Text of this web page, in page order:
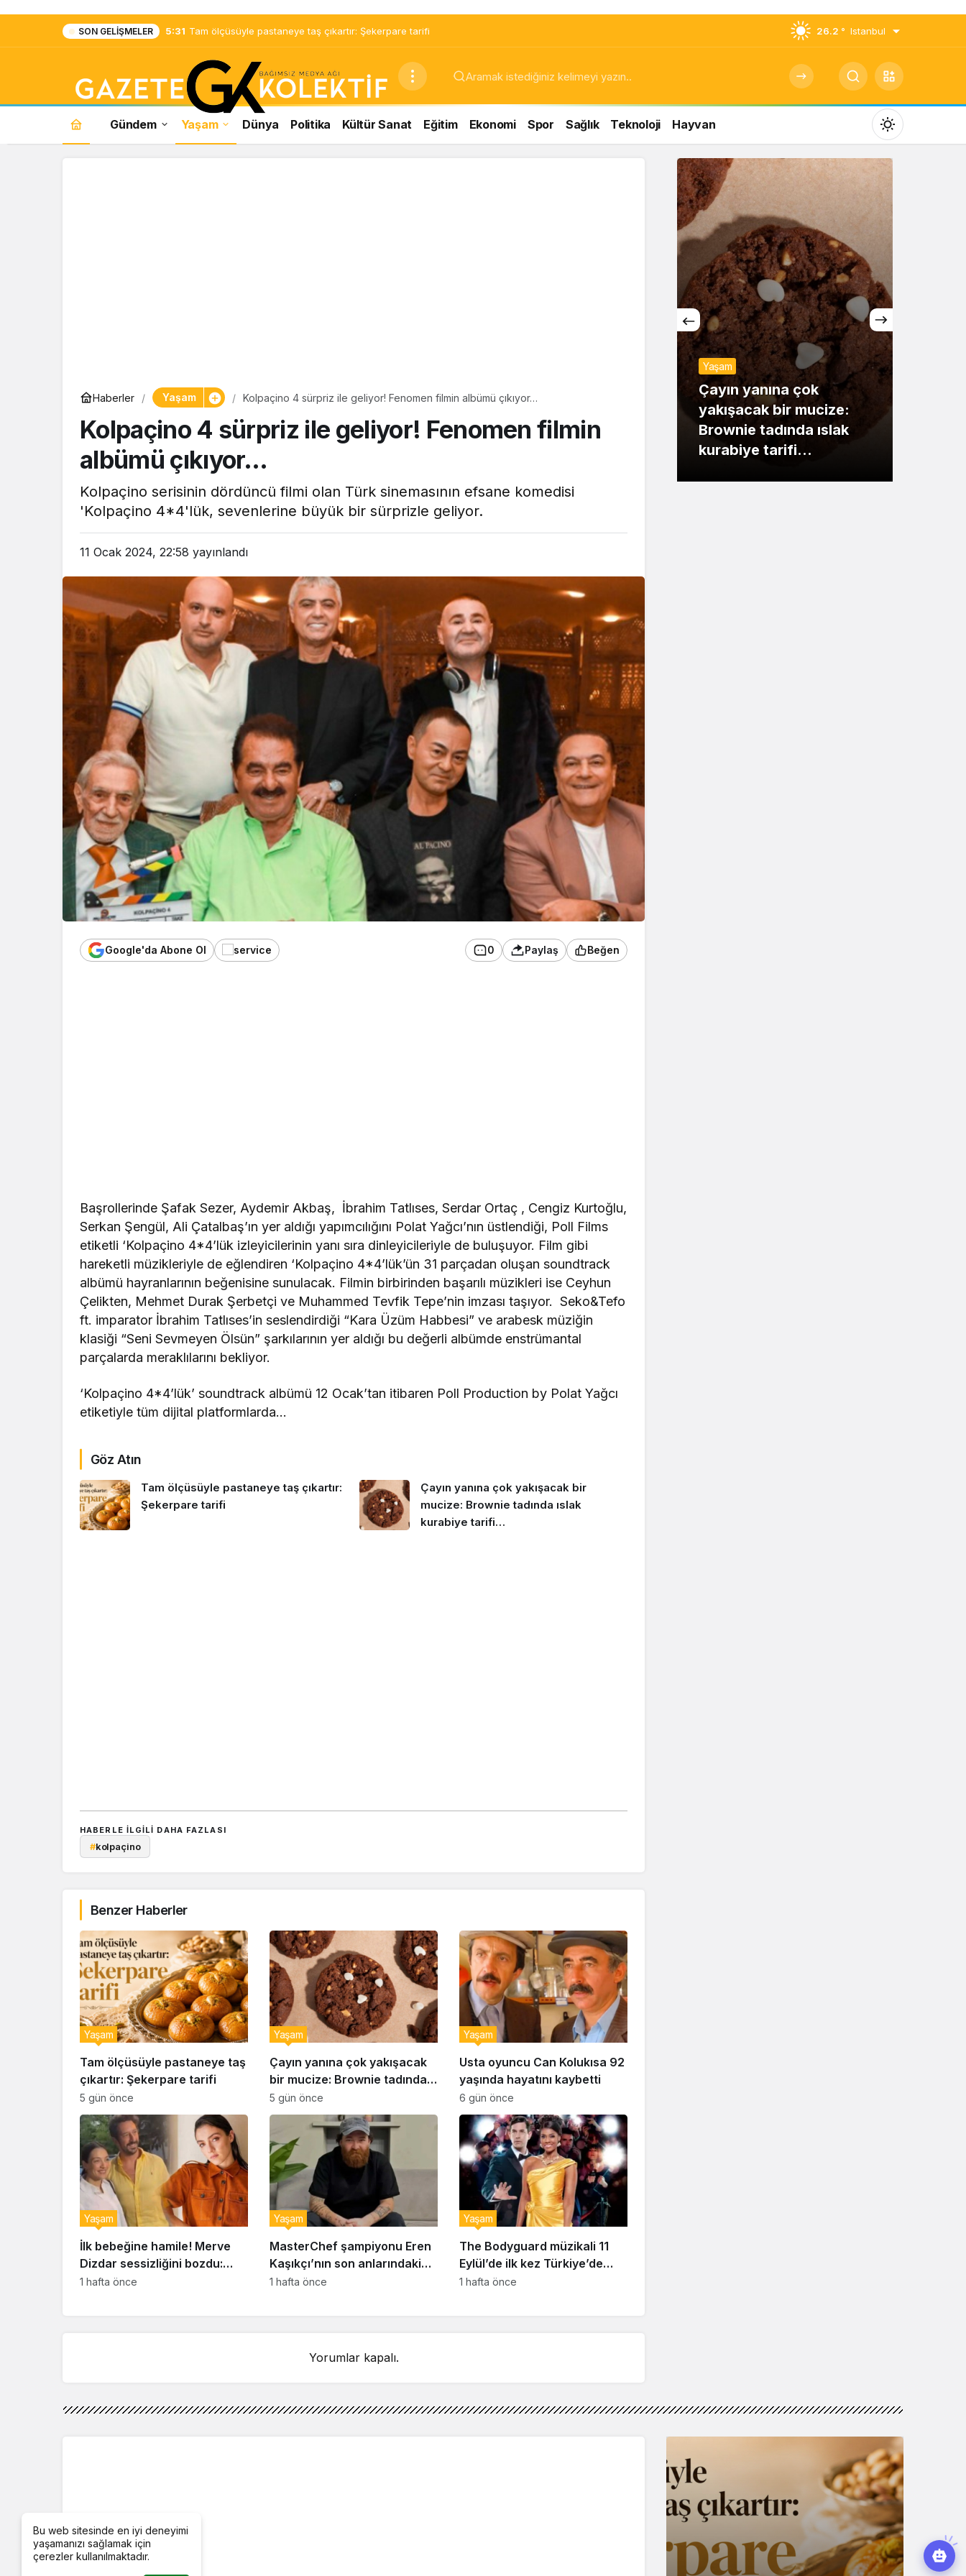
SON GELIŞMELER 5:31 Tam ölçüsüyle pastaneye taş çıkartır: Şekerpare tarifi 26.2 ° Istanbul
Gündem Yaşam Dünya Politika Kültür Sanat Eğitim Ekonomi Spor Sağlık Teknoloji Hayvan
Mod
değiştir
Gündüz Modu
Gündüz modunu seçin.
Gece Modu
Gece modunu seçin.
Sistem Modu
Sistem modunu seçin.
Haberler Yaşam Kolpaçino 4 sürpriz ile geliyor! Fenomen filmin albümü çıkıyor…
Kolpaçino 4 sürpriz ile geliyor! Fenomen filmin
albümü çıkıyor…
Kolpaçino serisinin dördüncü filmi olan Türk sinemasının efsane komedisi
'Kolpaçino 4*4'lük, sevenlerine büyük bir sürprizle geliyor.
11 Ocak 2024, 22:58 yayınlandı
Google'da Abone Ol 0 Paylaş Beğen
Başrollerinde Şafak Sezer, Aydemir Akbaş, İbrahim Tatlıses, Serdar Ortaç , Cengiz Kurtoğlu,
Serkan Şengül, Ali Çatalbaş’ın yer aldığı yapımcılığını Polat Yağcı’nın üstlendiği, Poll Films
etiketli ‘Kolpaçino 4*4’lük izleyicilerinin yanı sıra dinleyicileriyle de buluşuyor. Film gibi
hareketli müzikleriyle de eğlendiren ‘Kolpaçino 4*4’lük’ün 31 parçadan oluşan soundtrack
albümü hayranlarının beğenisine sunulacak. Filmin birbirinden başarılı müzikleri ise Ceyhun
Çelikten, Mehmet Durak Şerbetçi ve Muhammed Tevfik Tepe’nin imzası taşıyor. Seko&Tefo
ft. imparator İbrahim Tatlıses’in seslendirdiği “Kara Üzüm Habbesi” ve arabesk müziğin
klasiği “Seni Sevmeyen Ölsün” şarkılarının yer aldığı bu değerli albümde enstrümantal
parçalarda meraklılarını bekliyor.
‘Kolpaçino 4*4’lük’ soundtrack albümü 12 Ocak’tan itibaren Poll Production by Polat Yağcı
etiketiyle tüm dijital platformlarda…
Göz Atın
Tam ölçüsüyle pastaneye taş çıkartır:
Şekerpare tarifi
Çayın yanına çok yakışacak bir
mucize: Brownie tadında ıslak
kurabiye tarifi…
HABERLE ILGILI DAHA FAZLASI
#kolpaçino
Benzer Haberler
Tam ölçüsüyle pastaneye taş
çıkartır: Şekerpare tarifi
Yaşam
5 gün önce
Çayın yanına çok yakışacak
bir mucize: Brownie tadında
ıslak kurabiye tarifi…
Yaşam
5 gün önce
Usta oyuncu Can Kolukısa 92
yaşında hayatını kaybetti
Yaşam
6 gün önce
İlk bebeğine hamile! Merve
Dizdar sessizliğini bozdu:
‘İsim bulmak çok zor’
Yaşam
1 hafta önce
MasterChef şampiyonu Eren
Kaşıkçı’nın son anlarındaki
kahreden detay ortaya çıktı
Yaşam
1 hafta önce
The Bodyguard müzikali 11
Eylül’de ilk kez Türkiye’de
sahnelenecek
Yaşam
1 hafta önce
Yorumlar kapalı.
Tam ölçüsüyle
pastaneye taş çıkartır:
Yaşam
Çayın yanına çok
yakışacak bir mucize:
Brownie tadında ıslak
kurabiye tarifi…
Bu web sitesinde en iyi deneyimi
yaşamanızı sağlamak için
çerezler kullanılmaktadır.